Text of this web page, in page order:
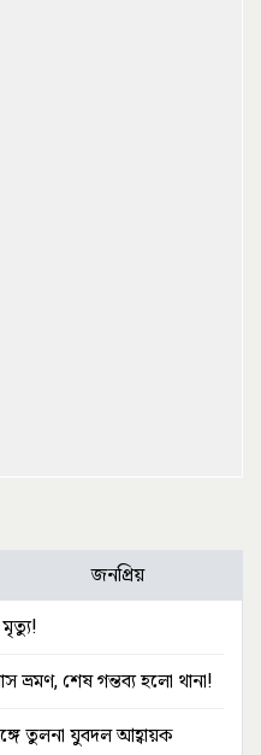
জনপ্রিয়
ভ্রমণ, শেষ গন্তব্য হলো থানা!
তুলনা যুবদল আহ্বায়ক